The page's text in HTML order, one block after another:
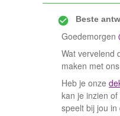
Beste
Goedemorgen
Wat vervelend
maken met
Heb je onze
kan je inzien
speelt bij jou in